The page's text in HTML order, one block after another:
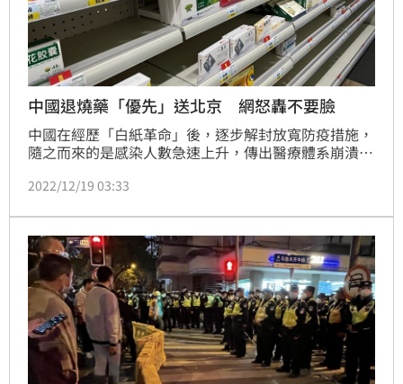
中國退燒藥「優先」送北京 網怒轟不要臉
中國在經歷「白紙革命」後，逐步解封放寬防疫措施，
隨之而來的是感染人數急速上升，傳出醫療體系崩潰，
退燒藥布洛芬抵達北京並送往各區，大批網友看到新聞
「物資全集中在北京，獨享全國資源，要不要臉？」。
2022/12/19 03:33